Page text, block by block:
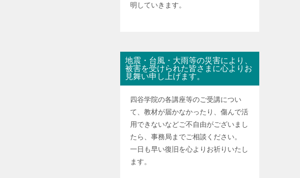
明していきます。
地震・台風・大雨等の災害により、
被害を受けられた皆さまに心よりお
見舞い申し上げます。
四谷学院の各講座等のご受講につい
て、教材が届かなかったり、傷んで活
用できないなどご不自由がございまし
たら、事務局までご相談ください。
一日も早い復旧を心よりお祈りいたし
ます。